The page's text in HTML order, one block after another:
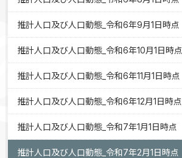
推計人口及び人口動態_令和6年9月1日時点
推計人口及び人口動態_令和6年10月1日時点
推計人口及び人口動態_令和6年11月1日時点
推計人口及び人口動態_令和6年12月1日時点
推計人口及び人口動態_令和7年1月1日時点
推計人口及び人口動態_令和7年2月1日時点